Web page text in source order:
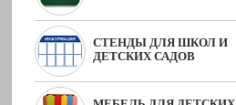
СТЕНДЫ ДЛЯ ШКОЛ И
ДЕТСКИХ САДОВ